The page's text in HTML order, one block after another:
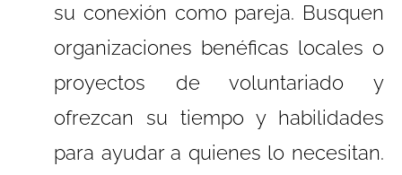
su conexión como pareja. Busquen
organizaciones benéficas locales o
proyectos de voluntariado y
ofrezcan su tiempo y habilidades
para ayudar a quienes lo necesitan.